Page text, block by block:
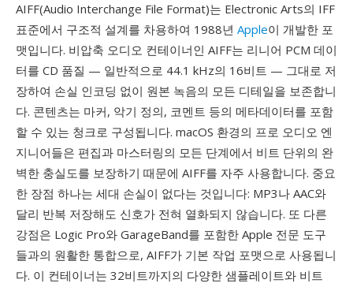
AIFF(Audio Interchange File Format)는 Electronic Arts의 IFF
표준에서 구조적 설계를 차용하여 1988년 Apple이 개발한 포
맷입니다. 비압축 오디오 컨테이너인 AIFF는 리니어 PCM 데이
터를 CD 품질 — 일반적으로 44.1 kHz의 16비트 — 그대로 저
장하여 손실 인코딩 없이 원본 녹음의 모든 디테일을 보존합니
다. 콘텐츠는 마커, 악기 정의, 코멘트 등의 메타데이터를 포함
할 수 있는 청크로 구성됩니다. macOS 환경의 프로 오디오 엔
지니어들은 편집과 마스터링의 모든 단계에서 비트 단위의 완
벽한 충실도를 보장하기 때문에 AIFF를 자주 사용합니다. 중요
한 장점 하나는 세대 손실이 없다는 것입니다: MP3나 AAC와
달리 반복 저장해도 신호가 전혀 열화되지 않습니다. 또 다른
강점은 Logic Pro와 GarageBand를 포함한 Apple 전문 도구
들과의 원활한 통합으로, AIFF가 기본 작업 포맷으로 사용됩니
다. 이 컨테이너는 32비트까지의 다양한 샘플레이트와 비트